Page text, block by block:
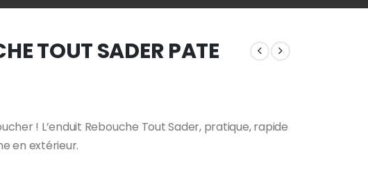
TOUT SADER PATE
! L’enduit Rebouche Tout Sader, pratique, rapide
en extérieur.